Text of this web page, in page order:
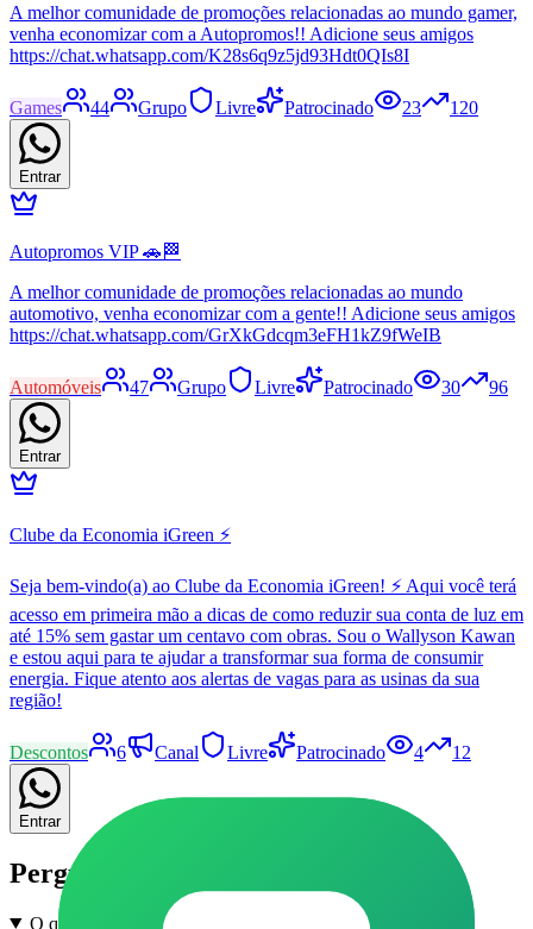
A melhor comunidade de promoções relacionadas ao mundo gamer,
venha economizar com a Autopromos!! Adicione seus amigos
https://chat.whatsapp.com/K28s6q9z5jd93Hdt0QIs8I
Games 44 Grupo Livre Patrocinado 23 120
Entrar
Autopromos VIP 🚗🏁
A melhor comunidade de promoções relacionadas ao mundo
automotivo, venha economizar com a gente!! Adicione seus amigos
https://chat.whatsapp.com/GrXkGdcqm3eFH1kZ9fWeIB
Automóveis 47 Grupo Livre Patrocinado 30 96
Entrar
Clube da Economia iGreen ⚡
Seja bem-vindo(a) ao Clube da Economia iGreen! ⚡ Aqui você terá
acesso em primeira mão a dicas de como reduzir sua conta de luz em
até 15% sem gastar um centavo com obras. Sou o Wallyson Kawan
e estou aqui para te ajudar a transformar sua forma de consumir
energia. Fique atento aos alertas de vagas para as usinas da sua
região!
Descontos 6 Canal Livre Patrocinado 4 12
Entrar
Perguntas frequentes
O que são grupos de Enem e Vestibular em Araçatuba no